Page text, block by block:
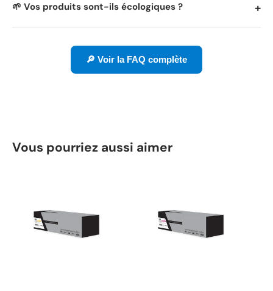
🌱 Vos produits sont-ils écologiques ?
🔎 Voir la FAQ complète
Vous pourriez aussi aimer